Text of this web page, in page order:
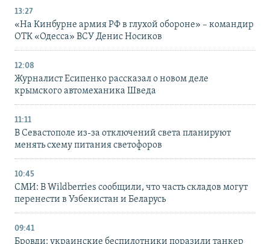
13:27
«На Кинбурне армия РФ в глухой обороне» – командир
ОТК «Одесса» ВСУ Денис Носиков
12:08
Журналист Есипенко рассказал о новом деле
крымского автомеханика Шведа
11:11
В Севастополе из-за отключений света планируют
менять схему питания светофоров
10:45
СМИ: В Wildberries сообщили, что часть складов могут
перенести в Узбекистан и Беларусь
09:41
Бровди: украинские беспилотники поразили танкер